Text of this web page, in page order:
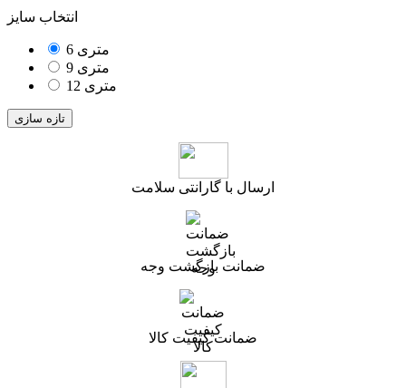
انتخاب سایز
6 متری
9 متری
12 متری
ارسال با گارانتی سلامت
ضمانت بازگشت وجه
ضمانت کیفیت کالا